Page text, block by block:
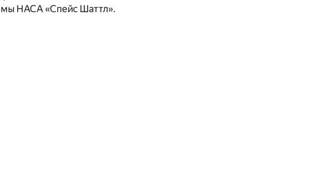
НАСА «Спейс Шаттл».